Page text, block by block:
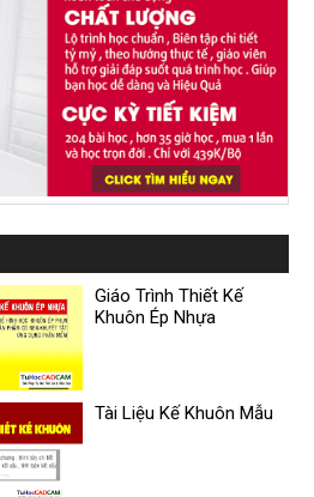
Giáo Trình Thiết Kế
Khuôn Ép Nhựa
Tài Liệu Kế Khuôn Mẫu